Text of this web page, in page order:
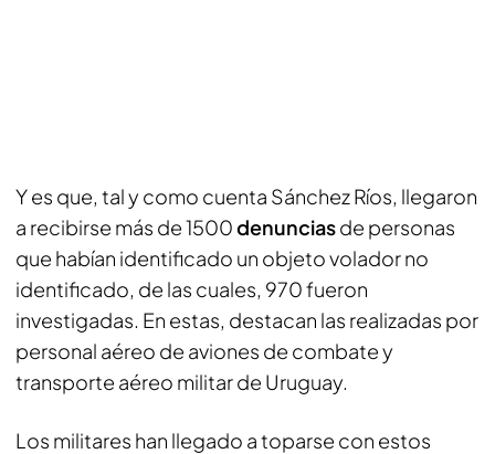
Y es que, tal y como cuenta Sánchez Ríos, llegaron
a recibirse más de 1500denunciasde personas
que habían identificado un objeto volador no
identificado, de las cuales, 970 fueron
investigadas. En estas, destacan las realizadas por
personal aéreo de aviones de combate y
transporte aéreo militar de Uruguay.
Los militares han llegado a toparse con estos